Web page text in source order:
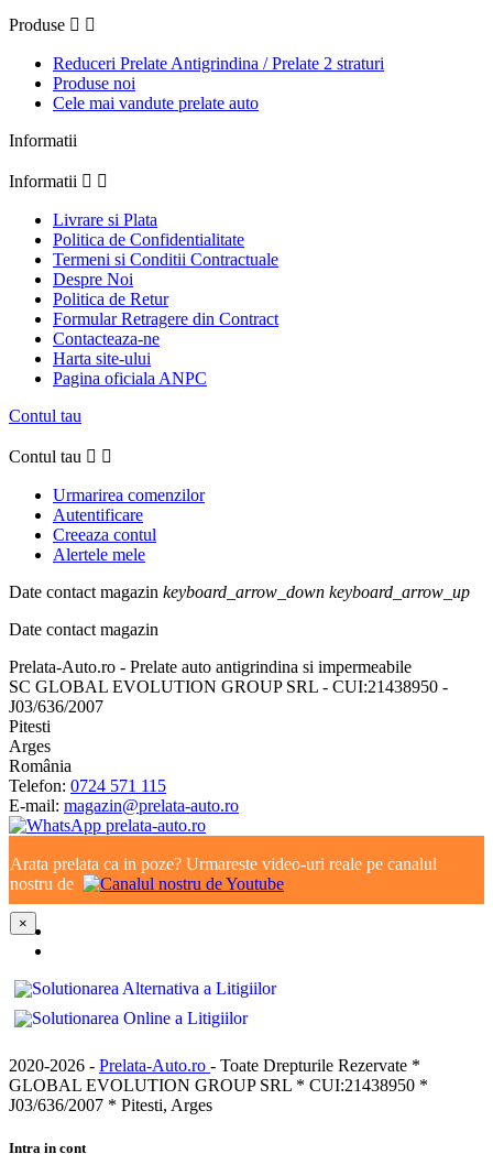
Produse  
Reduceri Prelate Antigrindina / Prelate 2 straturi
Produse noi
Cele mai vandute prelate auto
Informatii
Informatii  
Livrare si Plata
Politica de Confidentialitate
Termeni si Conditii Contractuale
Despre Noi
Politica de Retur
Formular Retragere din Contract
Contacteaza-ne
Harta site-ului
Pagina oficiala ANPC
Contul tau
Contul tau  
Urmarirea comenzilor
Autentificare
Creeaza contul
Alertele mele
Date contact magazin keyboard_arrow_down keyboard_arrow_up
Date contact magazin
Prelata-Auto.ro - Prelate auto antigrindina si impermeabile
SC GLOBAL EVOLUTION GROUP SRL - CUI:21438950 -
J03/636/2007
Pitesti
Arges
România
Telefon: 0724 571 115
E-mail: magazin@prelata-auto.ro
Arata prelata ca in poze? Urmareste video-uri reale pe canalul
nostru de
×
2020-2026 - Prelata-Auto.ro - Toate Drepturile Rezervate *
GLOBAL EVOLUTION GROUP SRL * CUI:21438950 *
J03/636/2007 * Pitesti, Arges
Intra in cont